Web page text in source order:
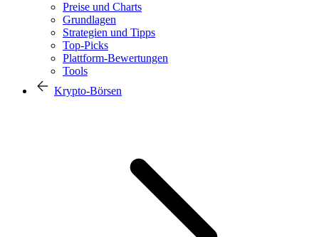
Preise und Charts
Grundlagen
Strategien und Tipps
Top-Picks
Plattform-Bewertungen
Tools
Krypto-Börsen